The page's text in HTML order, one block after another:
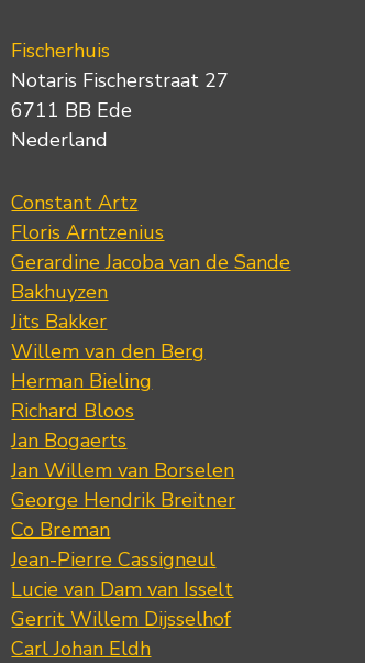
Fischerhuis
Notaris Fischerstraat 27
6711 BB Ede
Nederland
Constant Artz
Floris Arntzenius
Gerardine Jacoba van de Sande
Bakhuyzen
Jits Bakker
Willem van den Berg
Herman Bieling
Richard Bloos
Jan Bogaerts
Jan Willem van Borselen
George Hendrik Breitner
Co Breman
Jean-Pierre Cassigneul
Lucie van Dam van Isselt
Gerrit Willem Dijsselhof
Carl Johan Eldh